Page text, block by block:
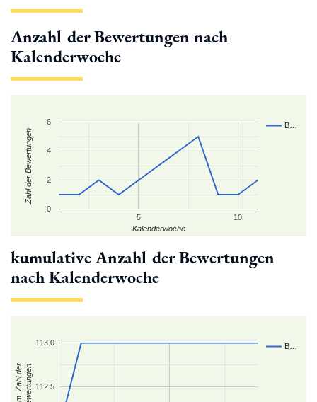
Anzahl der Bewertungen nach
Kalenderwoche
B…
5 10
0
2
4
6
Kalenderwoche
Zahl der Bewertungen
kumulative Anzahl der Bewertungen
nach Kalenderwoche
B…
112.5
113.0
kum. Zahl derBewertungen